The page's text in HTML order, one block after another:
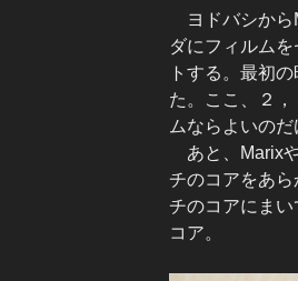
ヨドバシから
ダにフィルム
トする。最初
た。ここ、２
ムならよいの
あと、Marix
チのコアをあ
チのコアにま
コア。